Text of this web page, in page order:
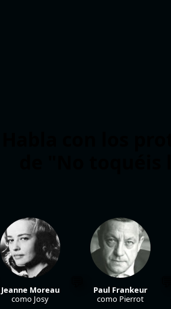
Jeanne Moreau
como Josy
Paul Frankeur
como Pierrot